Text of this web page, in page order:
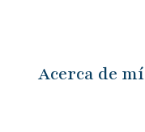
Acerca de mí